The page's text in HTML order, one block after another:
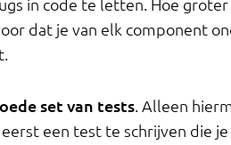
in code te letten. Hoe
dat je van elk component
set van tests. Alleen
een test te schrijven die